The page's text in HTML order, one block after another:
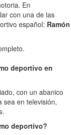
En
con una de las
español: Ramón
deportivo en
con un abanico
sea en televisión,
deportivo?